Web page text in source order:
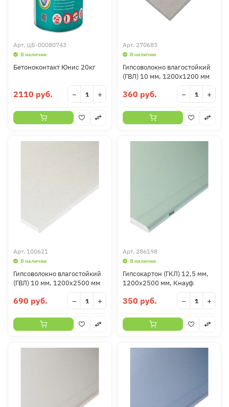
Арт. ЦБ-00080743
В наличии
Бетоноконтакт Юнис 20кг
2110 руб. − +
Арт. 270683
В наличии
Гипсоволокно влагостойкий
(ГВЛ) 10 мм, 1200х1200 мм
360 руб. − +
Арт. 100621
В наличии
Гипсоволокно влагостойкий
(ГВЛ) 10 мм, 1200х2500 мм
690 руб. − +
Арт. 286198
В наличии
Гипсокартон (ГКЛ) 12,5 мм,
1200х2500 мм, Кнауф
350 руб. − +